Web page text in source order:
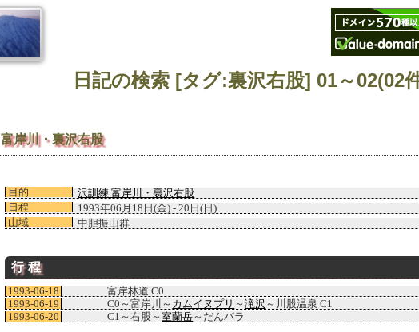
日記の検索 [タグ:裏沢右股] 01～02(02
富岸川・裏沢右股
目的
沢訓練 富岸川・裏沢右股
日程
1993年06月18日(金) - 20日(日)
山域
中胆振山群
行程
1993-06-18
富岸林道 C0
1993-06-19
C0～富岸川～ カムイヌプリ ～滝沢 ～川股温泉 C1
1993-06-20
C1～右股～室蘭岳～だんパラ